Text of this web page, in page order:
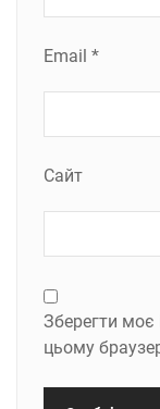
Email *
Сайт
Зберегти моє
цьому